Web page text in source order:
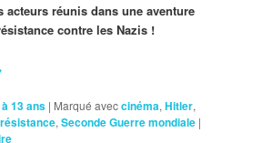
acteurs réunis dans une aventure
contre les Nazis !
13 ans | Marqué aveccinéma,Hitler,
résistance,Seconde Guerre mondiale |